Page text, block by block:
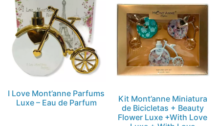
I Love Mont’anne Parfums
Luxe – Eau de Parfum
Kit Mont’anne Miniatura
de Bicicletas + Beauty
Flower Luxe +With Love